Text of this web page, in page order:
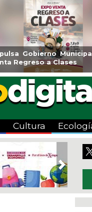
Reabrirá
Alberca
Centro
Cultura
Next